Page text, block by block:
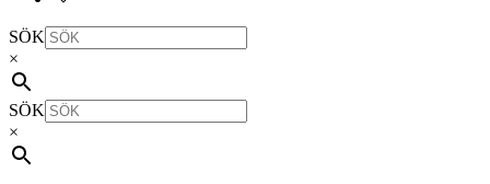
SÖK
×
SÖK
×